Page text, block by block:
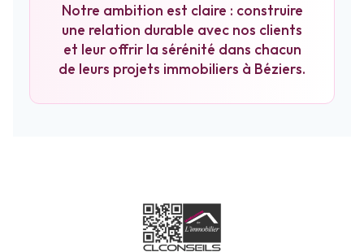
Notre ambition est claire : construire
une relation durable avec nos clients
et leur offrir la sérénité dans chacun
de leurs projets immobiliers à Béziers.